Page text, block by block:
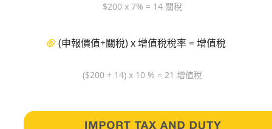
$200 x 7% = 14 關稅
(申報價值+關稅) x 增值稅稅率 = 增值稅
($200 + 14) x 10 % = 21 增值稅